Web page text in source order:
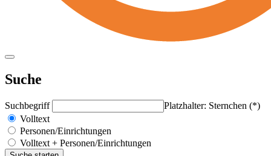
Suche
Suchbegriff
Platzhalter: Sternchen (*)
Volltext
Personen/Einrichtungen
Volltext + Personen/Einrichtungen